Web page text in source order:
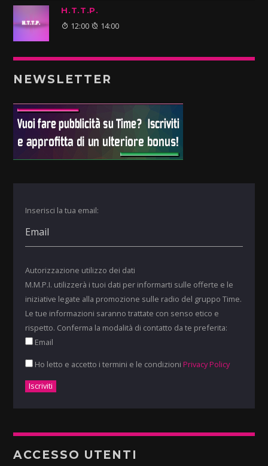
H.T.T.P.
12:00 14:00
NEWSLETTER
Inserisci la tua email:
Autorizzazione utilizzo dei dati
M.M.P.I. utilizzerà i tuoi dati per informarti sulle offerte e le
iniziative legate alla promozione sulle radio del gruppo Time.
Le tue informazioni saranno trattate con senso etico e
rispetto. Conferma la modalità di contatto da te preferita:
Email
Ho letto e accetto i termini e le condizioni Privacy Policy
ACCESSO UTENTI